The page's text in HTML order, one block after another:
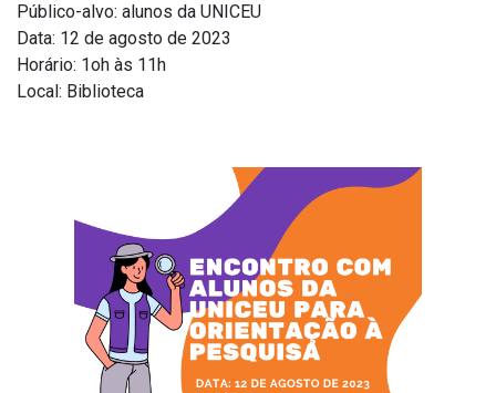
Público-alvo: alunos da UNICEU
Data: 12 de agosto de 2023
Horário: 1oh às 11h
Local: Biblioteca